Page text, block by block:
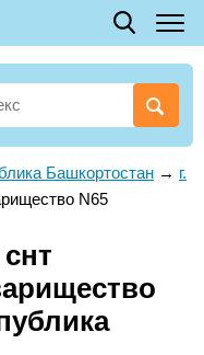
Башкортостан → г.
N65